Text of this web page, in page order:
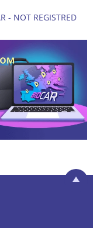
- NOT REGISTRED